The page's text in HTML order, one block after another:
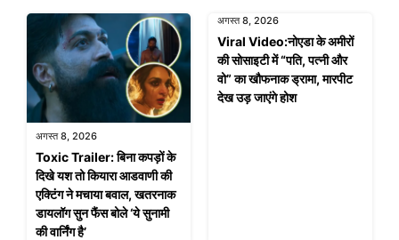
अगस्त 8, 2026
Toxic Trailer: बिना कपड़ों के
दिखे यश तो कियारा आडवाणी की
एक्टिंग ने मचाया बवाल, खतरनाक
डायलॉग सुन फैंस बोले ‘ये सुनामी
की वार्निंग है’
अगस्त 8, 2026
Viral Video:नोएडा के अमीरों
की सोसाइटी में “पति, पत्नी और
वो” का खौफनाक ड्रामा, मारपीट
देख उड़ जाएंगे होश